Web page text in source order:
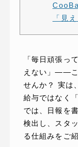
「見
「毎日頑張っ
えない」——こ
せんか？ 実は
給与ではなく
では、日報を
検出し、スタ
る仕組みをご